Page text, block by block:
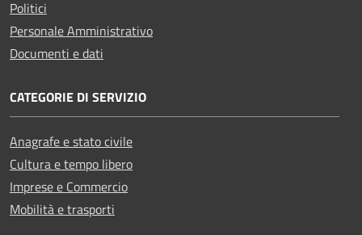
Politici
Personale Amministrativo
Documenti e dati
CATEGORIE DI SERVIZIO
Anagrafe e stato civile
Cultura e tempo libero
Imprese e Commercio
Mobilità e trasporti